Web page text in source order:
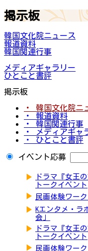
掲示板
韓国文化院ニュース
報道資料
韓国関連行事
メディアギャラリー
ひとこと書評
掲示板
・ 韓国文化院ニ
・ 報道資料
・ 韓国関連行事
・ メディアギャ
・ ひとこと書評
イベント応募
▶
ドラマ『女王
トークイベント
▶ 民画体験ワー
▶ Kエンタメ・ラ
会」
▶
ドラマ『女王
トークイベント
▶ 民画体験ワー